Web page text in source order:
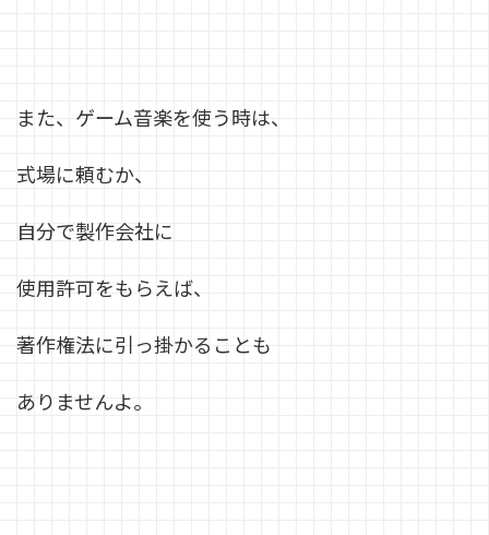
また、ゲーム音楽を使う時は、
式場に頼むか、
自分で製作会社に
使用許可をもらえば、
著作権法に引っ掛かることも
ありませんよ。